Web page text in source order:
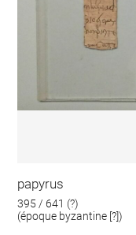
papyrus
395 / 641 (?)
(époque byzantine [?])